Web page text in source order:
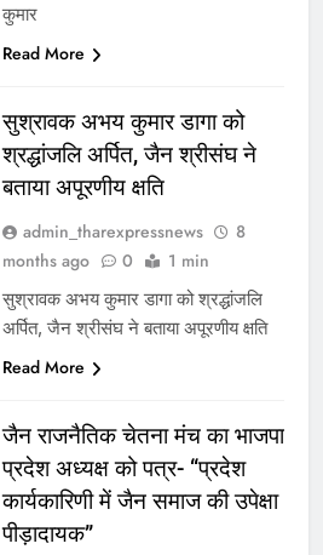
कुमार
Read More
सुश्रावक अभय कुमार डागा को
श्रद्धांजलि अर्पित, जैन श्रीसंघ ने
बताया अपूरणीय क्षति
admin_tharexpressnews
8
months ago
0 1 min
सुश्रावक अभय कुमार डागा को श्रद्धांजलि
अर्पित, जैन श्रीसंघ ने बताया अपूरणीय क्षति
Read More
जैन राजनैतिक चेतना मंच का भाजपा
प्रदेश अध्यक्ष को पत्र- “प्रदेश
कार्यकारिणी में जैन समाज की उपेक्षा
पीड़ादायक”